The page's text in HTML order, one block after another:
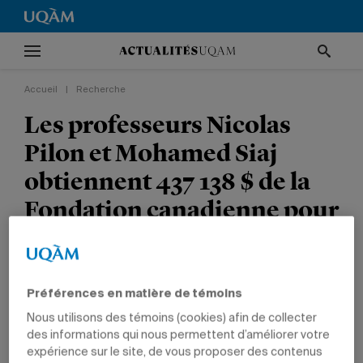
Accueil Recherche
Les professeurs Nicolas
Pilon et Mohamed Siaj
obtiennent 437 138 $ de la
Fondation canadienne pour
l’innovation
Préférences en matière de témoins
Nous utilisons des témoins (cookies) afin de collecter
des informations qui nous permettent d’améliorer votre
expérience sur le site, de vous proposer des contenus